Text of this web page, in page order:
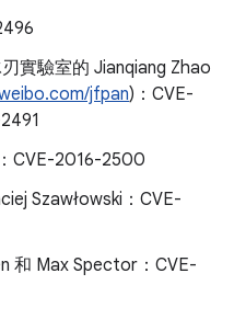
實驗室的 Jianqiang Zhao
jfpan)：CVE-
CVE-2016-2500
Szawłowski：CVE-
和 Max Spector：CVE-